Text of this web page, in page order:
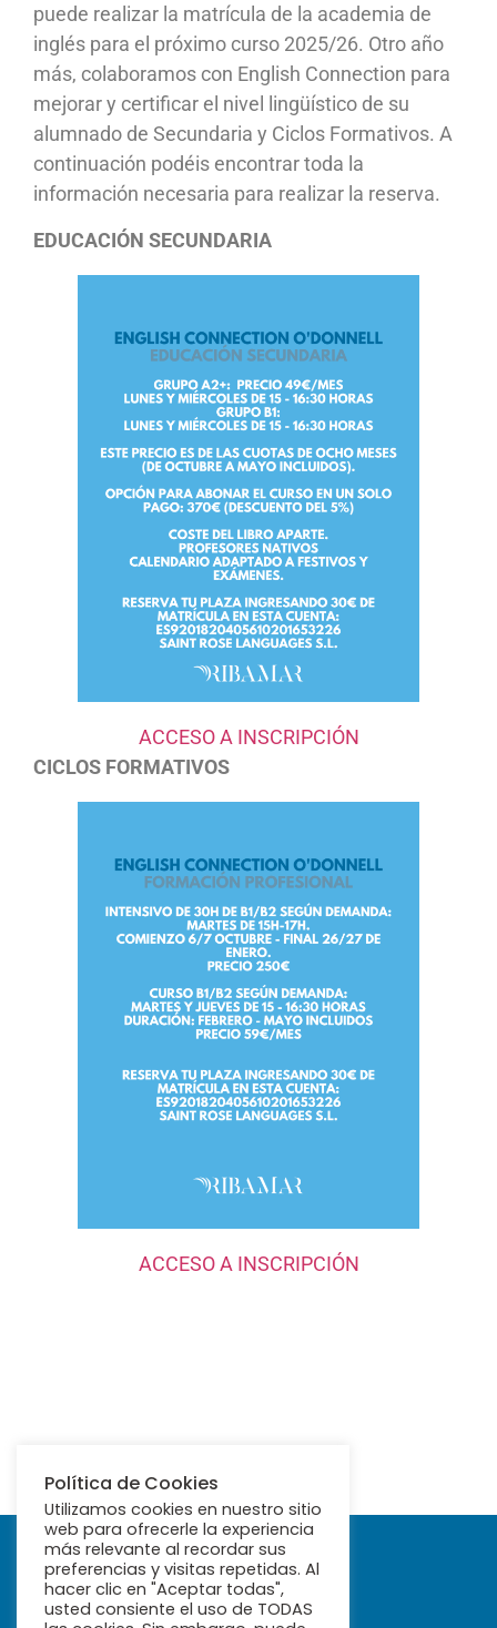
puede realizar la matrícula de la academia de
inglés para el próximo curso 2025/26. Otro año
más, colaboramos con English Connection para
mejorar y certificar el nivel lingüístico de su
alumnado de Secundaria y Ciclos Formativos. A
continuación podéis encontrar toda la
información necesaria para realizar la reserva.
EDUCACIÓN SECUNDARIA
ACCESO A INSCRIPCIÓN
CICLOS FORMATIVOS
ACCESO A INSCRIPCIÓN
Política de Cookies
Utilizamos cookies en nuestro sitio
web para ofrecerle la experiencia
más relevante al recordar sus
preferencias y visitas repetidas. Al
hacer clic en "Aceptar todas",
usted consiente el uso de TODAS